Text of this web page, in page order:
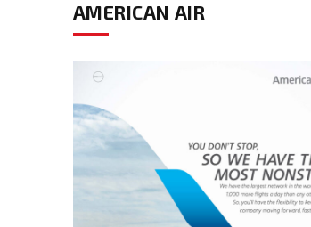
AMERICAN AIR